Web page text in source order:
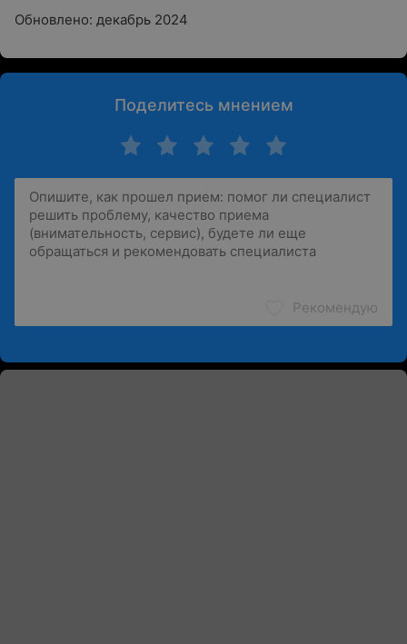
Обновлено: декабрь 2024
Поделитесь мнением
Рекомендую